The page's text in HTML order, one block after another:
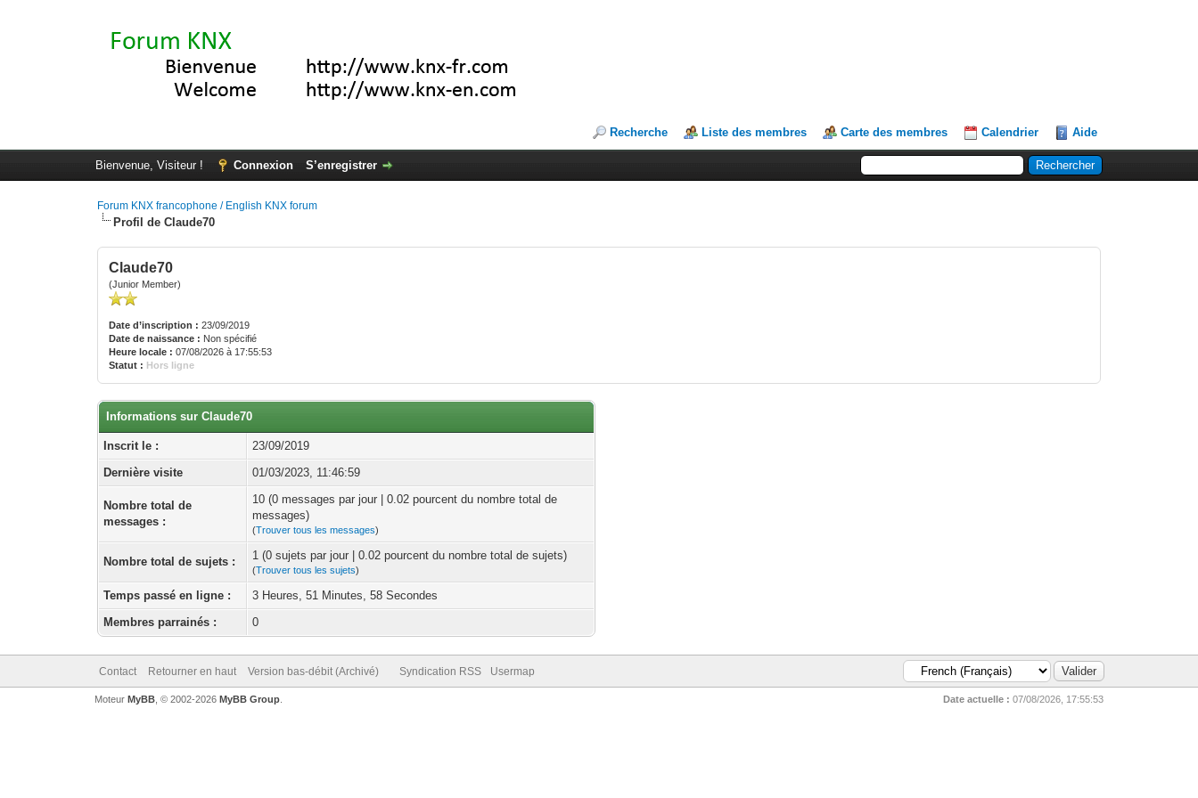
Recherche Liste des membres Carte des membres Calendrier Aide
Bienvenue, Visiteur ! Connexion S’enregistrer
Forum KNX francophone / English KNX forum
Profil de Claude70
Claude70
(Junior Member)
Date d’inscription : 23/09/2019
Date de naissance : Non spécifié
Heure locale : 07/08/2026 à 17:55:53
Statut : Hors ligne
Informations sur Claude70
Inscrit le :
23/09/2019
Dernière visite
01/03/2023, 11:46:59
Nombre total de
messages :
10 (0 messages par jour | 0.02 pourcent du nombre total de
messages)
(Trouver tous les messages)
Nombre total de sujets : 1 (0 sujets par jour | 0.02 pourcent du nombre total de sujets)
(Trouver tous les sujets)
Temps passé en ligne :
3 Heures, 51 Minutes, 58 Secondes
Membres parrainés :
0
Contact Retourner en haut Version bas-débit (Archivé) Syndication RSS Usermap
Date actuelle : 07/08/2026, 17:55:53
Moteur MyBB, © 2002-2026 MyBB Group.